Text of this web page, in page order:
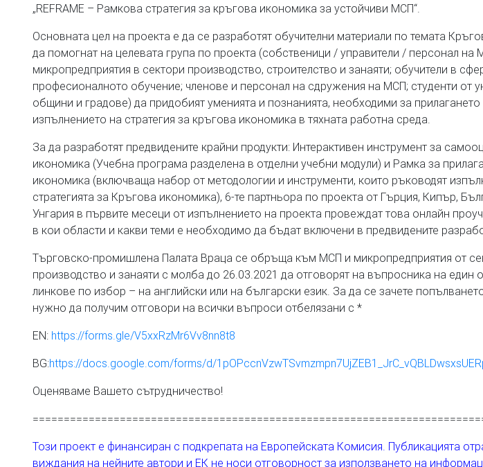
„REFRAME – Рамкова стратегия за кръгова икономика за устойчиви МСП“.
Основната цел на проекта е да се разработят обучителни материали по темата
да помогнат на целевата група по проекта (собственици / управители / персонал на
микропредприятия в сектори производство, строителство и занаяти; обучители в
професионалното обучение; членове и персонал на сдружения на МСП; студенти от
общини и градове) да придобият уменията и познанията, необходими за прилагането
изпълнението на стратегия за кръгова икономика в тяхната работна среда.
За да разработят предвидените крайни продукти: Интерактивен инструмент за
икономика (Учебна програма разделена в отделни учебни модули) и Рамка за
икономика (включваща набор от методологии и инструменти, които ръководят
стратегията за Кръгова икономика), 6-те партньора по проекта от Гърция, Кипър,
Унгария в първите месеци от изпълнението на проекта провеждат това онлайн
в кои области и какви теми е необходимо да бъдат включени в предвидените
Търговско-промишлена Палата Враца се обръща към МСП и микропредприятия от
производство и занаяти с молба до 26.03.2021 да отговорят на въпросника на един
линкове по избор – на английски или на български език. За да се зачете
нужно да получим отговори на всички въпроси отбелязани с *
EN: https://forms.gle/V5xxRzMr6Vv8nn8t8
BG:https://docs.google.com/forms/d/
Оценяваме Вашето сътрудничество!
Този проект е финансиран с подкрепата на Европейската Комисия. Публикацията
виждания на нейните автори и ЕК не носи отговорност за използването на